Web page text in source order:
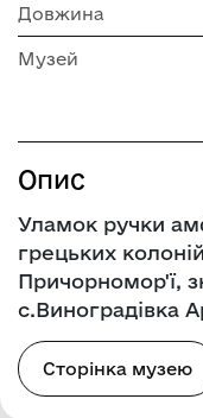
Довжина
Музей
Опис
Уламок ручки
грецьких
Причорномор'ї,
с.Виноградівка
Сторінка музею